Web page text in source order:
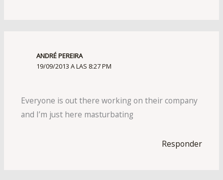
ANDRÉ PEREIRA
19/09/2013 A LAS 8:27 PM
Everyone is out there working on their company
and I’m just here masturbating
Responder